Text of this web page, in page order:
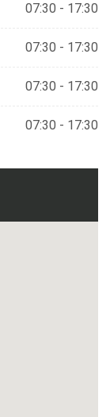
07:30 - 17:30
07:30 - 17:30
07:30 - 17:30
07:30 - 17:30